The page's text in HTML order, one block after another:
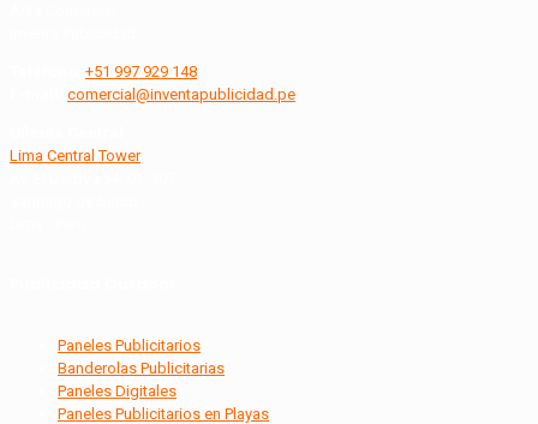
+51 997 929 148
comercial@inventapublicidad.pe
Lima Central Tower
Paneles Publicitarios
Banderolas Publicitarias
Paneles Digitales
Paneles Publicitarios en Playas